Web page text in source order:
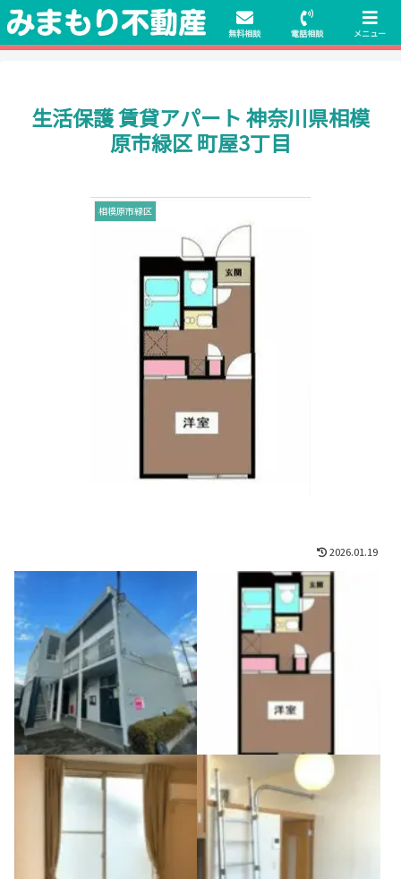
初期費用無料物件や保証人不要の物件も豊富にご用意！相談料無料でも申
請・手続きサポート付き！
生活保護 賃貸アパート 神奈川県相模
原市緑区 町屋3丁目
相模原市緑区
2026.01.19
無料相談 電話相談 メニュー